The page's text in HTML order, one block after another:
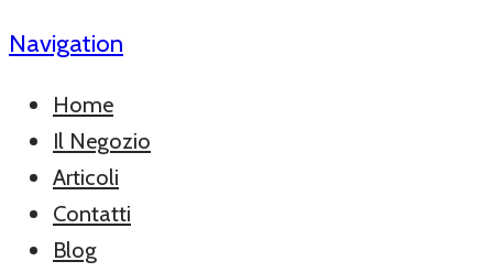
Navigation
Home
Il Negozio
Articoli
Contatti
Blog